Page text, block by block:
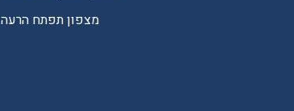
מצפון תפתח הרעה